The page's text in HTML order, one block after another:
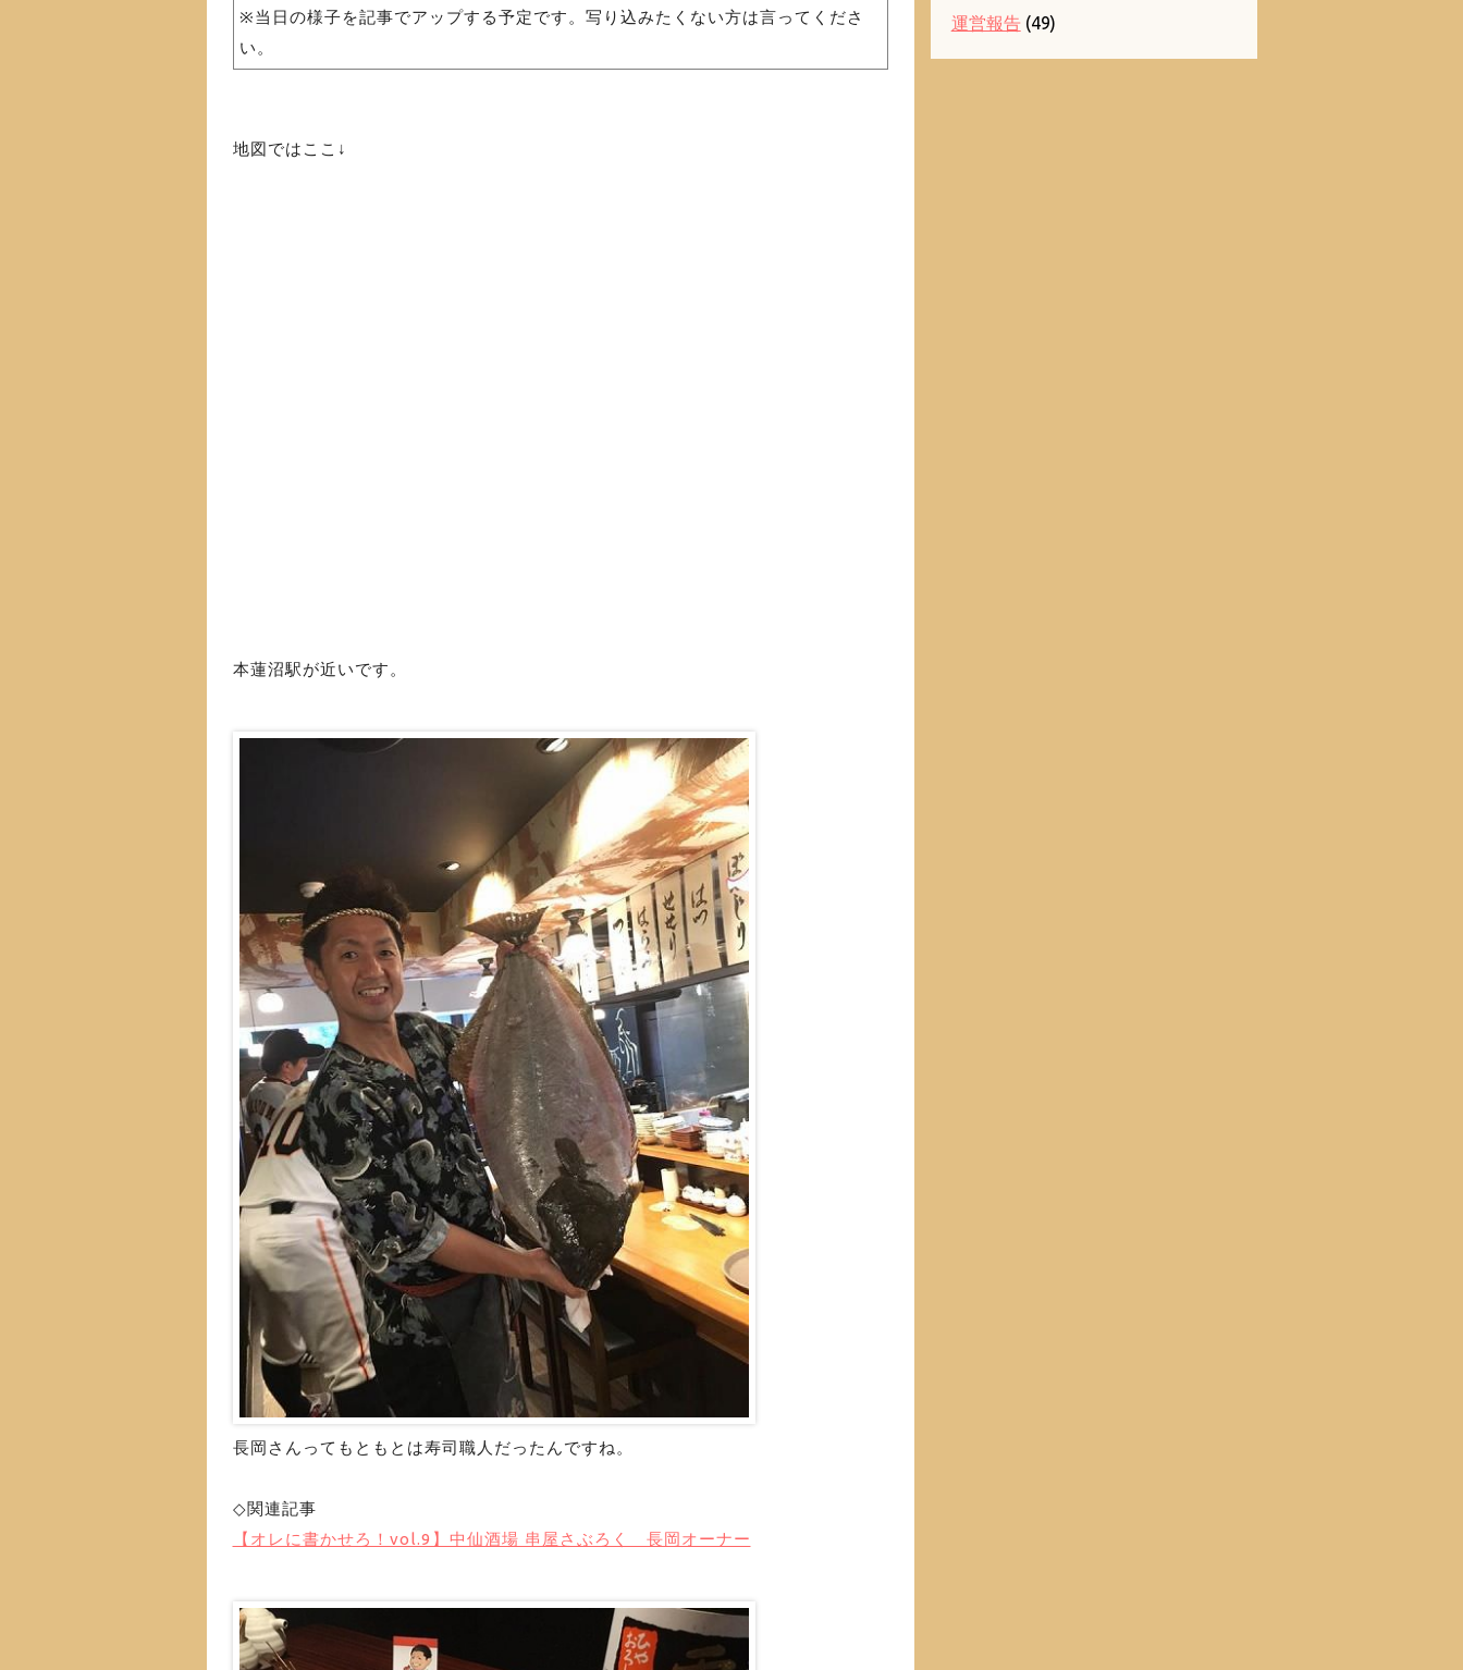
※当日の様子を記事でアップする予定です。写り込みたくない方は言ってくださ
い。
地図ではここ↓
本蓮沼駅が近いです。
長岡さんってもともとは寿司職人だったんですね。
◇関連記事
【オレに書かせろ！vol.9】中仙酒場 串屋さぶろく 長岡オーナー
運営報告(49)